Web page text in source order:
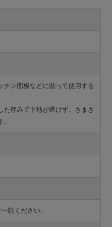
チン面板などに貼って使用する
た厚みで下地が透けず、さまざ
読ください。